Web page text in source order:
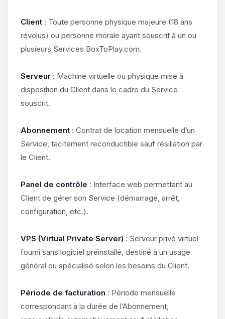
Client : Toute personne physique majeure (18 ans
révolus) ou personne morale ayant souscrit à un ou
plusieurs Services BoxToPlay.com.
Serveur : Machine virtuelle ou physique mise à
disposition du Client dans le cadre du Service
souscrit.
Abonnement : Contrat de location mensuelle d’un
Service, tacitement reconductible sauf résiliation par
le Client.
Panel de contrôle : Interface web permettant au
Client de gérer son Service (démarrage, arrêt,
configuration, etc.).
VPS (Virtual Private Server) : Serveur privé virtuel
fourni sans logiciel préinstallé, destiné à un usage
général ou spécialisé selon les besoins du Client.
Période de facturation : Période mensuelle
correspondant à la durée de l’Abonnement,
Youpi, enfin quelqu’un pour me